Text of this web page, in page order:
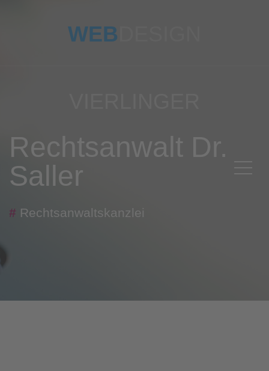
WEB
Rechtsanwalt Dr.
Saller
# Rechtsanwaltskanzlei